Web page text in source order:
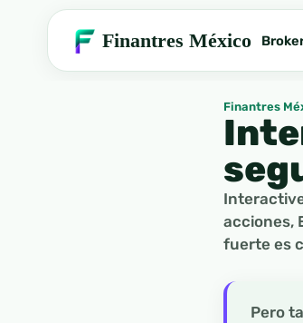
Finantres México
Finantres
acciones,
fuerte es
Pero